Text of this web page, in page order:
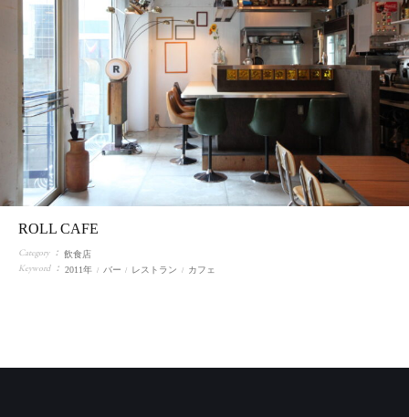
ROLL CAFE
Category 飲食店
Keyword 2011年 バー レストラン カフェ